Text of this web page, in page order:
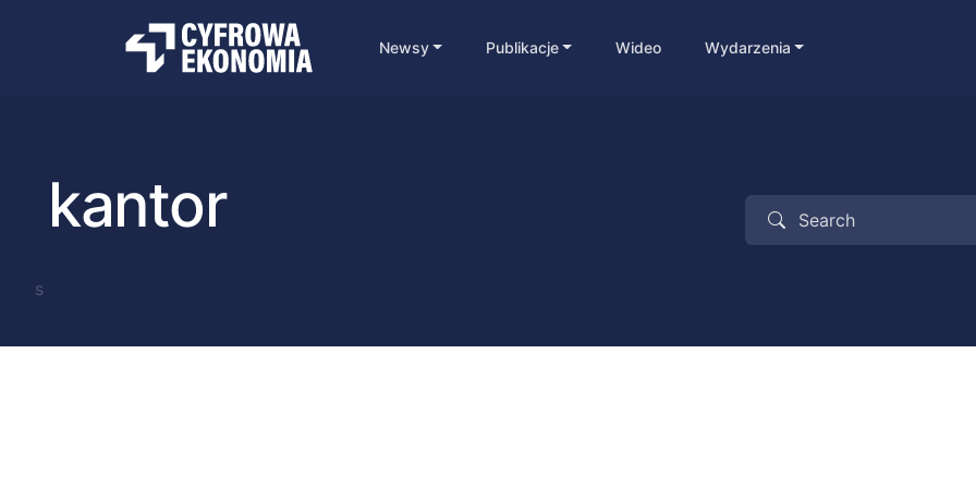
Newsy Publikacje Wideo Wydarzenia
kantor
s